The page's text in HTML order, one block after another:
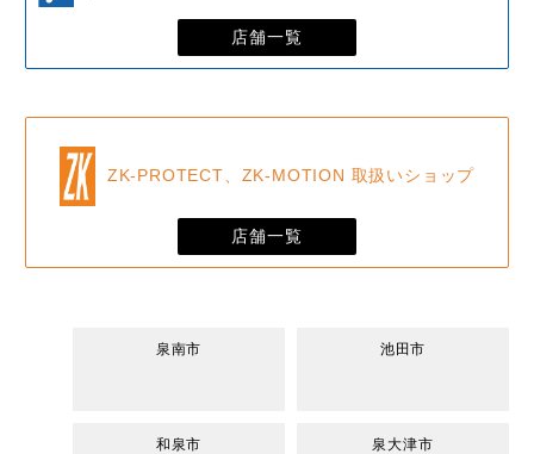
店舗一覧
ZK-PROTECT、ZK-MOTION 取扱いショップ
店舗一覧
泉南市 池田市
和泉市 泉大津市